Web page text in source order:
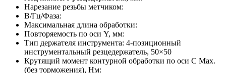
Нарезание резьбы метчиком:
В/Гц/Фаза:
Максимальная длина обработки:
Повторяемость по оси Y, мм:
Тип держателя инструмента: 4-позиционный
инструментальный резцедержатель, 50×50
Крутящий момент контурной обработки по оси C Max.
(без торможения), Нм: